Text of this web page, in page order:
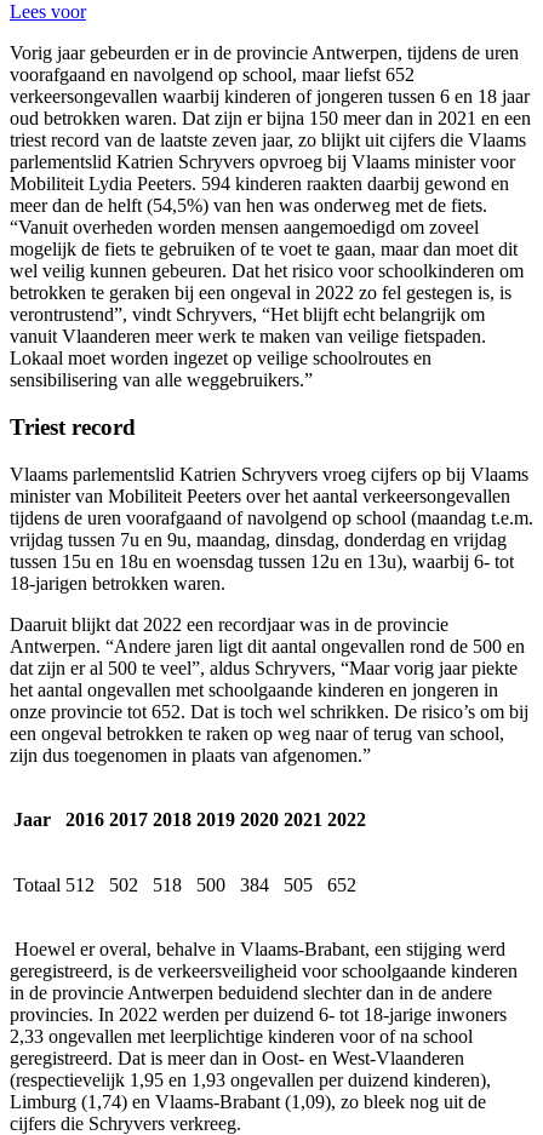
Lees voor
Vorig jaar gebeurden er in de provincie Antwerpen, tijdens de uren
voorafgaand en navolgend op school, maar liefst 652
verkeersongevallen waarbij kinderen of jongeren tussen 6 en 18 jaar
oud betrokken waren. Dat zijn er bijna 150 meer dan in 2021 en een
triest record van de laatste zeven jaar, zo blijkt uit cijfers die Vlaams
parlementslid Katrien Schryvers opvroeg bij Vlaams minister voor
Mobiliteit Lydia Peeters. 594 kinderen raakten daarbij gewond en
meer dan de helft (54,5%) van hen was onderweg met de fiets.
“Vanuit overheden worden mensen aangemoedigd om zoveel
mogelijk de fiets te gebruiken of te voet te gaan, maar dan moet dit
wel veilig kunnen gebeuren. Dat het risico voor schoolkinderen om
betrokken te geraken bij een ongeval in 2022 zo fel gestegen is, is
verontrustend”, vindt Schryvers, “Het blijft echt belangrijk om
vanuit Vlaanderen meer werk te maken van veilige fietspaden.
Lokaal moet worden ingezet op veilige schoolroutes en
sensibilisering van alle weggebruikers.”
Triest record
Vlaams parlementslid Katrien Schryvers vroeg cijfers op bij Vlaams
minister van Mobiliteit Peeters over het aantal verkeersongevallen
tijdens de uren voorafgaand of navolgend op school (maandag t.e.m.
vrijdag tussen 7u en 9u, maandag, dinsdag, donderdag en vrijdag
tussen 15u en 18u en woensdag tussen 12u en 13u), waarbij 6- tot
18-jarigen betrokken waren.
Daaruit blijkt dat 2022 een recordjaar was in de provincie
Antwerpen. “Andere jaren ligt dit aantal ongevallen rond de 500 en
dat zijn er al 500 te veel”, aldus Schryvers, “Maar vorig jaar piekte
het aantal ongevallen met schoolgaande kinderen en jongeren in
onze provincie tot 652. Dat is toch wel schrikken. De risico’s om bij
een ongeval betrokken te raken op weg naar of terug van school,
zijn dus toegenomen in plaats van afgenomen.”
Jaar 2016 2017 2018 2019 2020 2021 2022
Totaal 512 502 518 500 384 505 652
Hoewel er overal, behalve in Vlaams-Brabant, een stijging werd
geregistreerd, is de verkeersveiligheid voor schoolgaande kinderen
in de provincie Antwerpen beduidend slechter dan in de andere
provincies. In 2022 werden per duizend 6- tot 18-jarige inwoners
2,33 ongevallen met leerplichtige kinderen voor of na school
geregistreerd. Dat is meer dan in Oost- en West-Vlaanderen
(respectievelijk 1,95 en 1,93 ongevallen per duizend kinderen),
Limburg (1,74) en Vlaams-Brabant (1,09), zo bleek nog uit de
cijfers die Schryvers verkreeg.